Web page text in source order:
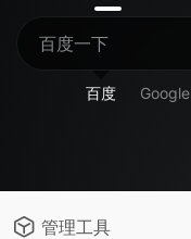
百度 Google
管理工具